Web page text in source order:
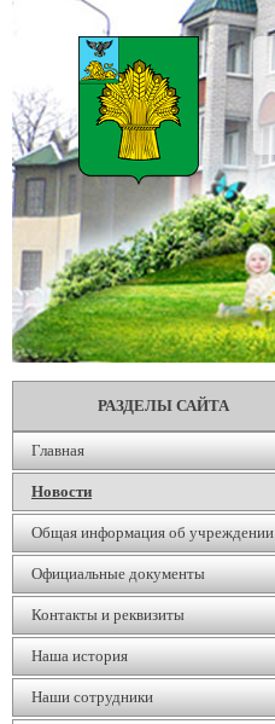
РАЗДЕЛЫ САЙТА
Главная
Новости
Общая информация об учреждении
Официальные документы
Контакты и реквизиты
Наша история
Наши сотрудники